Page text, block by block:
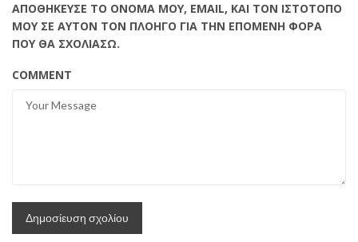
ΑΠΟΘΉΚΕΥΣΕ ΤΟ ΌΝΟΜΆ ΜΟΥ, EMAIL, ΚΑΙ ΤΟΝ ΙΣΤΌΤΟΠΟ
ΜΟΥ ΣΕ ΑΥΤΌΝ ΤΟΝ ΠΛΟΗΓΌ ΓΙΑ ΤΗΝ ΕΠΌΜΕΝΗ ΦΟΡΆ
ΠΟΥ ΘΑ ΣΧΟΛΙΆΣΩ.
COMMENT